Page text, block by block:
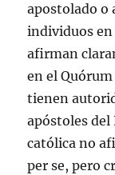
apostolado o
individuos
afirman
en el
tienen
apóstoles del
católica no
per se, pero